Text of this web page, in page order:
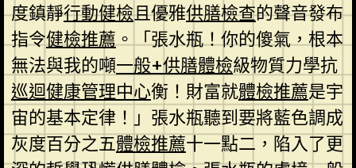
度鎮靜行動健檢且優雅供膳檢查的聲音發布
指令健檢推薦。「張水瓶！你的傻氣，根本
無法與我的噸一般+供膳體檢級物質力學抗
巡迴健康管理中心衡！財富就體檢推薦是宇
宙的基本定律！」張水瓶聽到要將藍色調成
灰度百分之五體檢推薦十一點二，陷入了更